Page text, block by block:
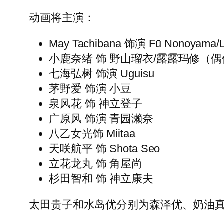
动画将主演：
May Tachibana 饰演 Fū
小鹿奈绪 饰 野山瑠衣/露露玛修（
七海弘树 饰演 Uguisu
茅野爱 饰演 小豆
泉风花 饰 神立登子
广原风 饰演 青园濑奈
八乙女光饰 Miitaa
天咲航平 饰 Shota Seo
立花龙丸 饰 角屋尚
杉田智和 饰 神立康夫
太田贵子和水岛优分别为森泽优、奶油